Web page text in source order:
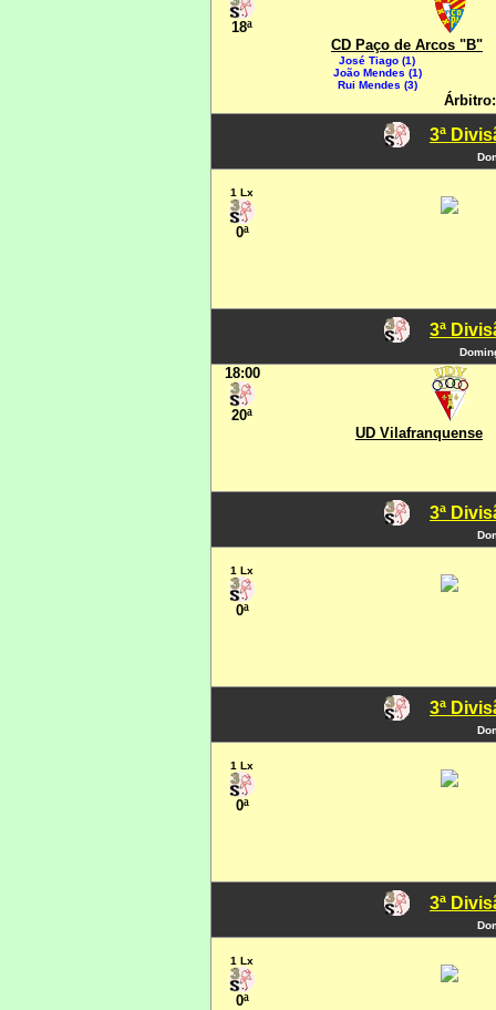
18ª
CD Paço de Arcos "B"
José Tiago (1)
João Mendes (1)
Rui Mendes (3)
3ª
1 Lx
0ª
3ª
18:00
20ª
UD Vilafranquense
3ª
1 Lx
0ª
3ª
1 Lx
0ª
3ª
1 Lx
0ª